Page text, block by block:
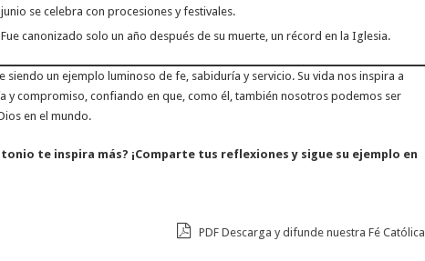
se celebra con procesiones y festivales.
Fue canonizado solo un año después de su muerte, un récord en la Iglesia.
siendo un ejemplo luminoso de fe, sabiduría y servicio. Su vida nos inspira a
y compromiso, confiando en que, como él, también nosotros podemos ser
en el mundo.
te inspira más? ¡Comparte tus reflexiones y sigue su ejemplo en
PDF Descarga y difunde nuestra Fé Católica